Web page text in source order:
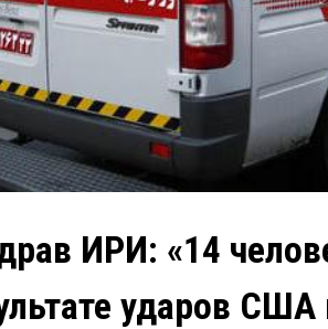
ИРИ: «14
ударов